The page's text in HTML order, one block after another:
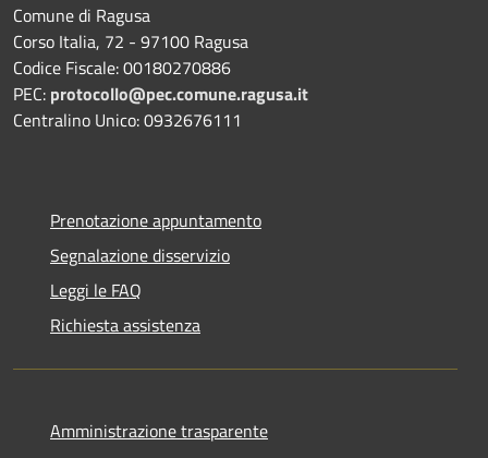
Comune di Ragusa
Corso Italia, 72 - 97100 Ragusa
Codice Fiscale: 00180270886
PEC: protocollo@pec.comune.ragusa.it
Centralino Unico: 0932676111
Prenotazione appuntamento
Segnalazione disservizio
Leggi le FAQ
Richiesta assistenza
Amministrazione trasparente